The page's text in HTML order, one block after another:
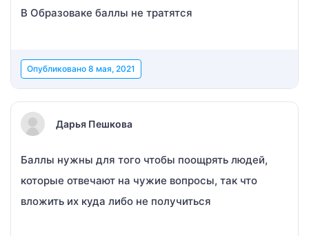
В Образоваке баллы не тратятся
Опубликовано 8 мая, 2021
Дарья Пешкова
Баллы нужны для того чтобы поощрять людей,
которые отвечают на чужие вопросы, так что
вложить их куда либо не получиться